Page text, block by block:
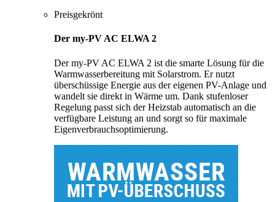
Preisgekrönt
Der my-PV AC ELWA 2
Der my-PV AC ELWA 2 ist die smarte Lösung für die
Warmwasserbereitung mit Solarstrom. Er nutzt
überschüssige Energie aus der eigenen PV-Anlage und
wandelt sie direkt in Wärme um. Dank stufenloser
Regelung passt sich der Heizstab automatisch an die
verfügbare Leistung an und sorgt so für maximale
Eigenverbrauchsoptimierung.